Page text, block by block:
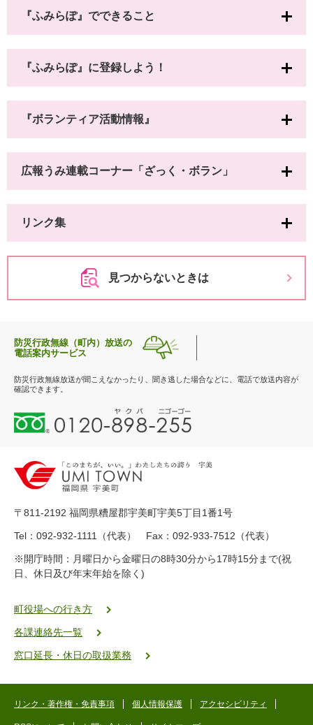
『ふみらぽ』でできること
『ふみらぽ』に登録しよう！
『ボランティア活動情報』
広報うみ連載コーナー「ざっく・ボラン」
リンク集
見つからないときは
防災行政無線（町内）放送の
電話案内サービス
防災行政無線放送が聞こえなかったり、聞き逃した場合などに、電話で放送内容が
確認できます。
0
1
-
8
-
5
5
ク
二
ゴ
〒811-2192 福岡県糟屋郡宇美町宇美5丁目1番1号
Tel：092-932-1111（代表） Fax：092-933-7512（代表）
※開庁時間：月曜日から金曜日の8時30分から17時15分まで(祝
日、休日及び年末年始を除く)
町役場への行き方
各課連絡先一覧
窓口延長・休日の取扱業務
リンク・著作権・免責事項 個人情報保護 アクセシビリティ